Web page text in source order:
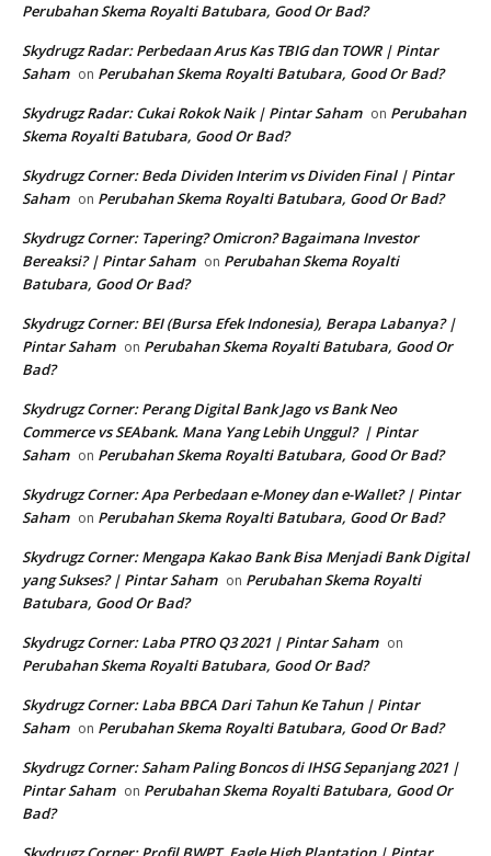
Perubahan Skema Royalti Batubara, Good Or Bad?
Skydrugz Radar: Perbedaan Arus Kas TBIG dan TOWR | Pintar
Saham on Perubahan Skema Royalti Batubara, Good Or Bad?
Skydrugz Radar: Cukai Rokok Naik | Pintar Saham on Perubahan
Skema Royalti Batubara, Good Or Bad?
Skydrugz Corner: Beda Dividen Interim vs Dividen Final | Pintar
Saham on Perubahan Skema Royalti Batubara, Good Or Bad?
Skydrugz Corner: Tapering? Omicron? Bagaimana Investor
Bereaksi? | Pintar Saham on Perubahan Skema Royalti
Batubara, Good Or Bad?
Skydrugz Corner: BEI (Bursa Efek Indonesia), Berapa Labanya? |
Pintar Saham on Perubahan Skema Royalti Batubara, Good Or
Bad?
Skydrugz Corner: Perang Digital Bank Jago vs Bank Neo
Commerce vs SEAbank. Mana Yang Lebih Unggul? | Pintar
Saham on Perubahan Skema Royalti Batubara, Good Or Bad?
Skydrugz Corner: Apa Perbedaan e-Money dan e-Wallet? | Pintar
Saham on Perubahan Skema Royalti Batubara, Good Or Bad?
Skydrugz Corner: Mengapa Kakao Bank Bisa Menjadi Bank Digital
yang Sukses? | Pintar Saham on Perubahan Skema Royalti
Batubara, Good Or Bad?
Skydrugz Corner: Laba PTRO Q3 2021 | Pintar Saham on
Perubahan Skema Royalti Batubara, Good Or Bad?
Skydrugz Corner: Laba BBCA Dari Tahun Ke Tahun | Pintar
Saham on Perubahan Skema Royalti Batubara, Good Or Bad?
Skydrugz Corner: Saham Paling Boncos di IHSG Sepanjang 2021 |
Pintar Saham on Perubahan Skema Royalti Batubara, Good Or
Bad?